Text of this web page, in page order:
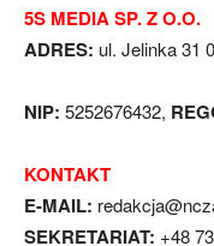
5S MEDIA SP. Z O.O.
ADRES: ul. Jelinka 31
NIP: 5252676432,
KONTAKT
E-MAIL:
SEKRETARIAT: +48